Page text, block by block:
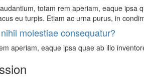
totam rem aperiam, eaque ipsa
eu turpis. Etiam ac urna purus, in
molestiae consequatur?
aperiam, eaque ipsa quae ab illo